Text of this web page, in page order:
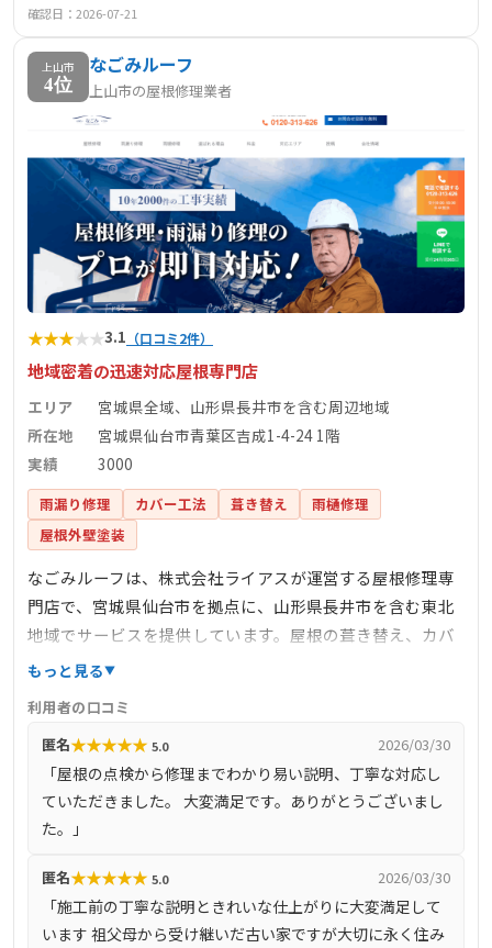
確認日：2026-07-21
上山市
4位
なごみルーフ
上山市の屋根修理業者
★★★★★3.1 （口コミ2件）
地域密着の迅速対応屋根専門店
エリア
宮城県全域、山形県長井市を含む周辺地域
所在地
宮城県仙台市青葉区吉成1-4-24 1階
実績
3000
雨漏り修理 カバー工法 葺き替え
雨樋修理
屋根外壁塗装
なごみルーフは、株式会社ライアスが運営する屋根修理専
門店で、宮城県仙台市を拠点に、山形県長井市を含む東北
地域でサービスを提供しています。屋根の葺き替え、カバ
ー工法、屋根塗装、雨樋修理など、幅広い屋根工事に対応
申請サポートも行っており、自己負担ゼロでの修理を支援
しています。自社施工により中間マージンを排除し、適正
価格で高品質な施工を提供。無料診断・無料見積もりも実
施しており、地域密着型の信頼できる業者として、多くの
実績と高い評価を得ています。
もっと見る
利用者の口コミ
匿名★★★★★ 5.0 2026/03/30
「屋根の点検から修理までわかり易い説明、丁寧な対応し
ていただきました。 大変満足です。ありがとうございまし
た。」
匿名★★★★★ 5.0 2026/03/30
「施工前の丁寧な説明ときれいな仕上がりに大変満足して
います 祖父母から受け継いだ古い家ですが大切に永く住み